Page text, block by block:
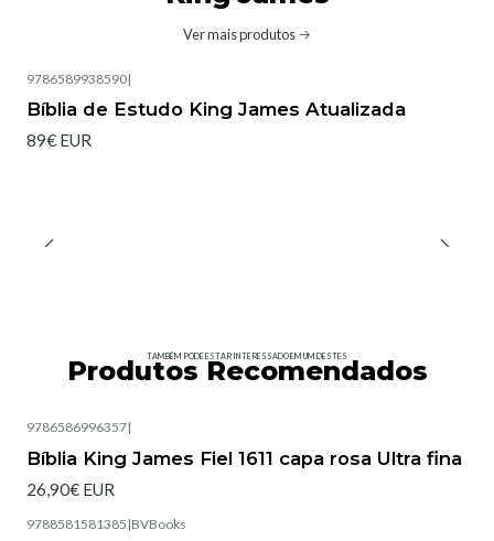
Ver mais produtos
9786589938590|
Bíblia de Estudo King James Atualizada
89€ EUR
TAMBÉM PODE ESTAR INTERESSADO EM UM DESTES
Produtos Recomendados
9786586996357|
Bíblia King James Fiel 1611 capa rosa Ultra fina
26,90€ EUR
9788581581385 |BVBooks